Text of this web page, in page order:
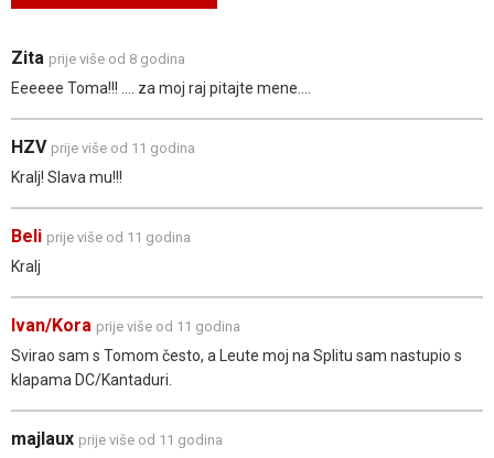
Zita prije više od 8 godina
Eeeeee Toma!!! .... za moj raj pitajte mene....
HZV prije više od 11 godina
Kralj! Slava mu!!!
Beli prije više od 11 godina
Kralj
Ivan/Kora prije više od 11 godina
Svirao sam s Tomom često, a Leute moj na Splitu sam nastupio s
klapama DC/Kantaduri.
majlaux prije više od 11 godina